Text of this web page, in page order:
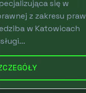
się w
z zakresu
w Katowicach